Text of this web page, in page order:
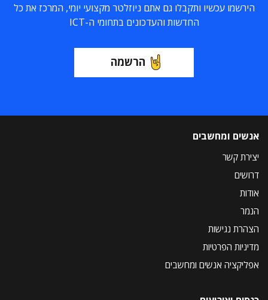
הירשמו עכשיו ותקבלו גם אתם ניוזלטר מקצועי יומי, המרכז את כל
החדשות והעדכונים בתחומי ה-ICT
הרשמה
אנשים ומחשבים
יצירת קשר
דרושים
אודות
הנמר
הצהרת נגישות
מדיניות הפרטיות
אפליקציה אנשים ומחשבים